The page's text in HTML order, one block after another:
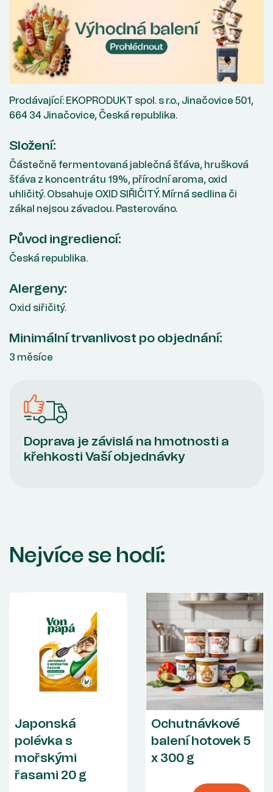
Prodávající: EKOPRODUKT spol. s r.o., Jinačovice 501,
664 34 Jinačovice, Česká republika.
Složení:
Částečně fermentovaná jablečná šťáva, hrušková
šťáva z koncentrátu 19%, přírodní aroma, oxid
uhličitý. Obsahuje OXID SIŘIČITÝ. Mírná sedlina či
zákal nejsou závadou. Pasterováno.
Původ ingrediencí:
Česká republika.
Alergeny:
Oxid siřičitý.
Minimální trvanlivost po objednání:
3 měsíce
Doprava je závislá na hmotnosti a
křehkosti Vaší objednávky
Nejvíce se hodí:
Japonská
polévka s
mořskými
řasami 20 g
Ochutnávkové
balení hotovek 5
x 300 g